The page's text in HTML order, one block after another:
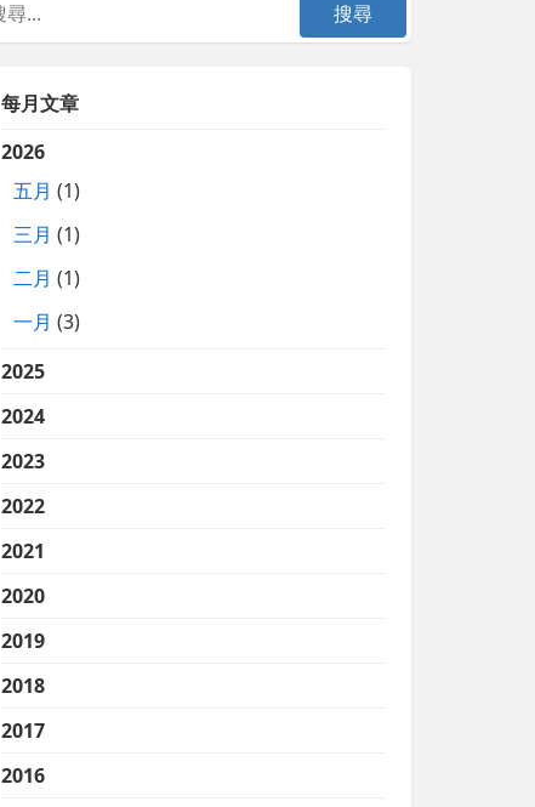
每月文章
2026
五月 (1)
三月 (1)
二月 (1)
一月 (3)
2025
2024
2023
2022
2021
2020
2019
2018
2017
2016